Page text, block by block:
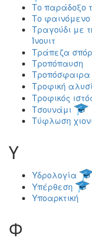
Το παράδοξο
Το φαινόμενο
Τραγούδι με
Ίνουιτ
Τράπεζα
Τροπόπαυση
Τροπόσφαιρα
Τροφική
Τροφικός
Τσουνάμι
Τύφλωση
Υ
Υδρολογία
Υπέρθεση
Υποαρκτική
Φ